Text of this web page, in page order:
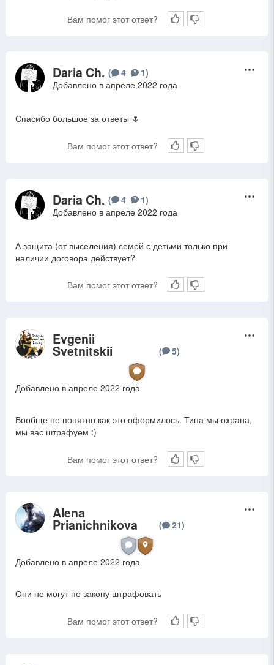
Вам помог этот ответ?
D Daria Ch. ( 4 1)
Добавлено в апреле 2022 года
Спасибо большое за ответы 🌷
Вам помог этот ответ?
D Daria Ch. ( 4 1)
Добавлено в апреле 2022 года
А защита (от выселения) семей с детьми только при
наличии договора действует?
Вам помог этот ответ?
E Evgenii
Svetnitskii ( 5)
Добавлено в апреле 2022 года
Вообще не понятно как это оформилось. Типа мы охрана,
мы вас штрафуем :)
Вам помог этот ответ?
A Alena
Prianichnikova ( 21)
Добавлено в апреле 2022 года
Они не могут по закону штрафовать
Вам помог этот ответ?